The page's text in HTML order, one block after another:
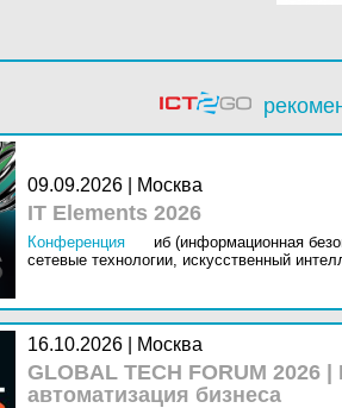
09.09.2026 | Москва
IT Elements 2026
Конференция
иб (информационная
сетевые технологии, искусственный
16.10.2026 | Москва
GLOBAL TECH FORUM
автоматизация бизнеса